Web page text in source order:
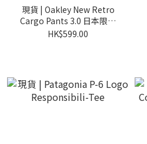
現貨 | Oakley New Retro
Cargo Pants 3.0 日本限定
機能錐形褲 防潑水
HK$599.00